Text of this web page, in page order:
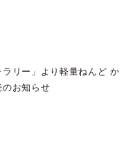
ラリー」より軽量ねんど か
のお知らせ